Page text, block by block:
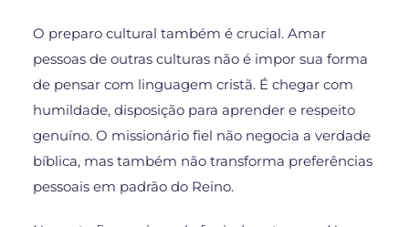
O preparo cultural também é crucial. Amar
pessoas de outras culturas não é impor sua forma
de pensar com linguagem cristã. É chegar com
humildade, disposição para aprender e respeito
genuíno. O missionário fiel não negocia a verdade
bíblica, mas também não transforma preferências
pessoais em padrão do Reino.